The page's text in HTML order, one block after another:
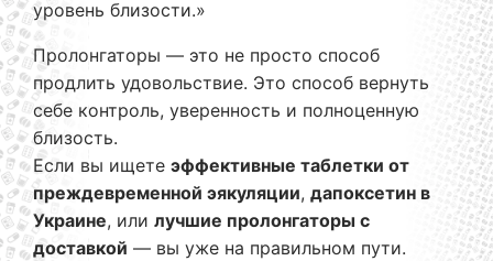
уровень близости.»
Пролонгаторы — это не просто способ
продлить удовольствие. Это способ вернуть
себе контроль, уверенность и полноценную
близость.
Если вы ищете эффективные таблетки от
преждевременной эякуляции, дапоксетин в
Украине, или лучшие пролонгаторы с
доставкой — вы уже на правильном пути.